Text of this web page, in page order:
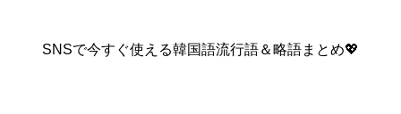
SNSで今すぐ使える韓国語流行語＆略語まとめ💖